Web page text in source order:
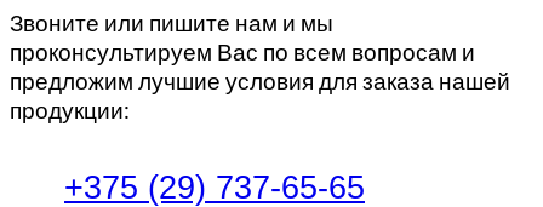
Звоните или пишите нам и мы
проконсультируем Вас по всем вопросам и
предложим лучшие условия для заказа нашей
продукции:
+375 (29) 737-65-65